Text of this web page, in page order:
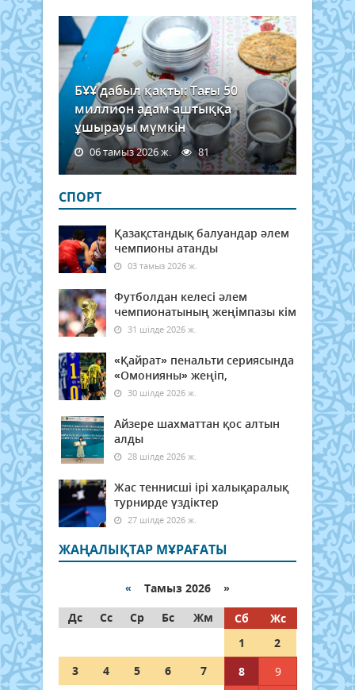
БҰҰ дабыл қақты: Тағы 50
миллион адам аштыққа
ұшырауы мүмкін
06 тамыз 2026 ж. 81
СПОРТ
Қазақстандық балуандар әлем
чемпионы атанды
03 тамыз 2026 ж.
Футболдан келесі әлем
чемпионатының жеңімпазы кім
31 шілде 2026 ж.
«Қайрат» пенальти сериясында
«Омонияны» жеңіп,
30 шілде 2026 ж.
Айзере шахматтан қос алтын
алды
28 шілде 2026 ж.
Жас теннисші ірі халықаралық
турнирде үздіктер
27 шілде 2026 ж.
ЖАҢАЛЫҚТАР МҰРАҒАТЫ
« Тамыз 2026 »
Дс
Сс Ср Бс Жм Сб
Жс
1
2
3
4 5 6 7 8
9